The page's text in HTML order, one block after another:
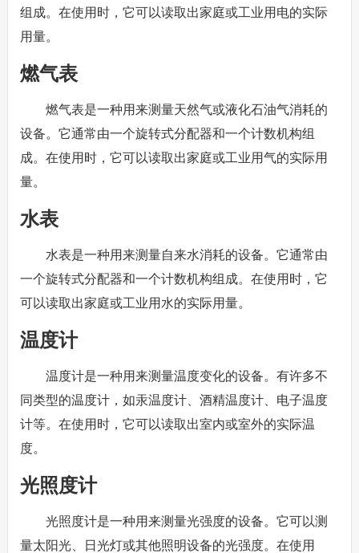
组成。在使用时，它可以读取出家庭或工业用电的实际
用量。
燃气表
燃气表是一种用来测量天然气或液化石油气消耗的
设备。它通常由一个旋转式分配器和一个计数机构组
成。在使用时，它可以读取出家庭或工业用气的实际用
量。
水表
水表是一种用来测量自来水消耗的设备。它通常由
一个旋转式分配器和一个计数机构组成。在使用时，它
可以读取出家庭或工业用水的实际用量。
温度计
温度计是一种用来测量温度变化的设备。有许多不
同类型的温度计，如汞温度计、酒精温度计、电子温度
计等。在使用时，它可以读取出室内或室外的实际温
度。
光照度计
光照度计是一种用来测量光强度的设备。它可以测
量太阳光、日光灯或其他照明设备的光强度。在使用